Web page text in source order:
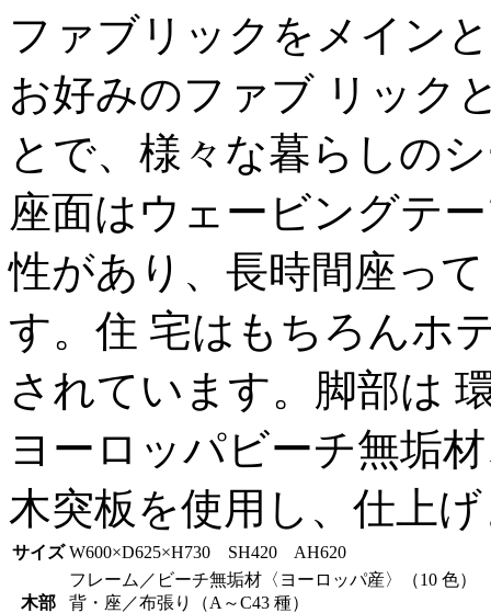
ファブリックをメイン
お好みのファブ リック
とで、様々な暮らしの
座面はウェービングテ
性があり、長時間座っ
す。住 宅はもちろんホ
されています。脚部は
ヨーロッパビーチ無垢
木突板を使用し、仕上
サイズ W600×D625×H730 SH420 AH620
木部
フレーム／ビーチ無垢材〈ヨーロッパ産〉（10 色）
背・座／布張り（A～C43 種）